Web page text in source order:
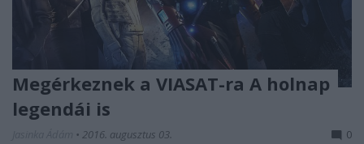
Megérkeznek a VIASAT-ra A holnap
legendái is
• 2016. augusztus 03. 0